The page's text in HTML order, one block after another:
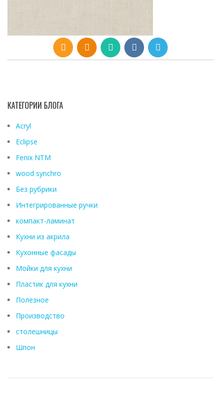
КАТЕГОРИИ БЛОГА
Acryl
Eclipse
Fenix ​​NTM
wood synchro
Без рубрики
Интегрированные ручки
компакт-ламинат
Кухни из акрила
Кухонные фасады
Мойки для кухни
Пластик для кухни
Полезное
Производство
столешницы
Шпон